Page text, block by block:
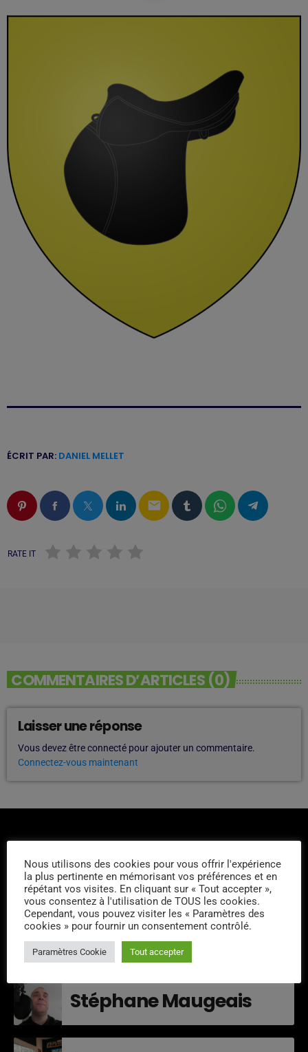
ÉCRIT PAR: DANIEL MELLET
email
RATE IT
COMMENTAIRES D’ARTICLES (0)
Laisser une réponse
Vous devez être connecté pour ajouter un commentaire.
Connectez-vous maintenant
L'ÉQUIPE
Thity
Stéphane Maugeais
Nous utilisons des cookies pour vous offrir l'expérience
la plus pertinente en mémorisant vos préférences et en
répétant vos visites. En cliquant sur « Tout accepter »,
vous consentez à l'utilisation de TOUS les cookies.
Cependant, vous pouvez visiter les « Paramètres des
cookies » pour fournir un consentement contrôlé.
Paramètres Cookie Tout accepter